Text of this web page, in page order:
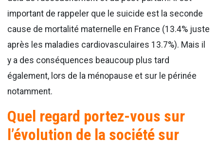
important de rappeler que le suicide est la seconde
cause de mortalité maternelle en France (13.4% juste
après les maladies cardiovasculaires 13.7%). Mais il
y a des conséquences beaucoup plus tard
également, lors de la ménopause et sur le périnée
notamment.
Quel regard portez-vous sur
l’évolution de la société sur